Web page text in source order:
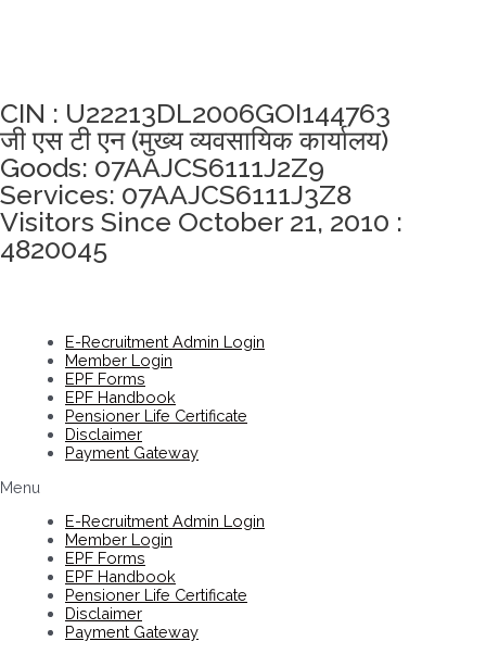
CIN : U22213DL2006GOI144763
जी एस टी एन (मुख्य व्यवसायिक कार्यालय)
Goods: 07AAJCS6111J2Z9
Services: 07AAJCS6111J3Z8
Visitors Since October 21, 2010 :
4820045
E-Recruitment Admin Login
Member Login
EPF Forms
EPF Handbook
Pensioner Life Certificate
Disclaimer
Payment Gateway
Menu
E-Recruitment Admin Login
Member Login
EPF Forms
EPF Handbook
Pensioner Life Certificate
Disclaimer
Payment Gateway